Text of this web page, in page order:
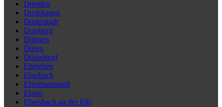
Dresden
Drolshagen
Duderstadt
Duisburg
Dülmen
Düren
Düsseldorf
Ebeleben
Eberbach
Ebermannstadt
Ebern
Ebersbach an der Fils